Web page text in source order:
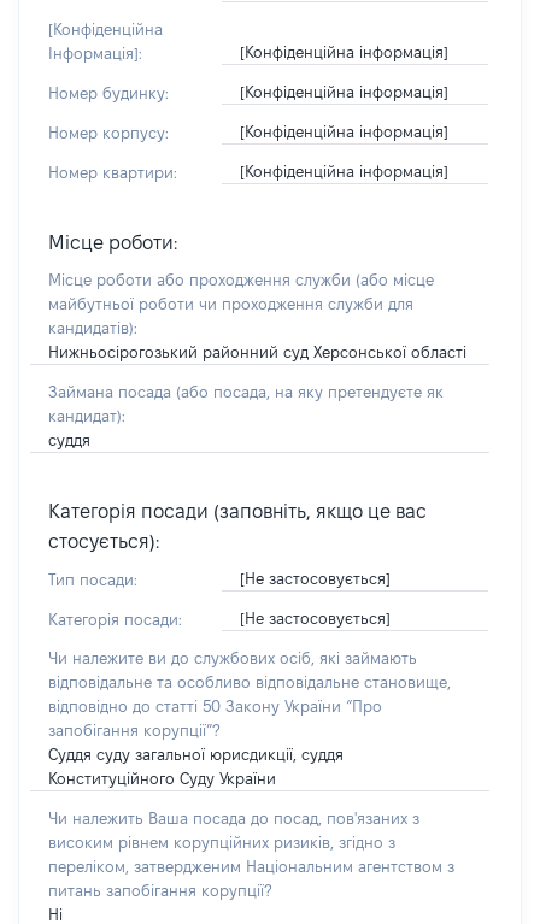
[Конфіденційна
Інформація]:
[Конфіденційна інформація]
Номер будинку: [Конфіденційна інформація]
Номер корпусу: [Конфіденційна інформація]
Номер квартири: [Конфіденційна інформація]
Місце роботи:
Місце роботи або проходження служби (або місце
майбутньої роботи чи проходження служби для
кандидатів):
Нижньосірогозький районний суд Херсонської області
Займана посада (або посада, на яку претендуєте як
кандидат):
суддя
Категорія посади (заповніть, якщо це вас
стосується):
Тип посади: [Не застосовується]
Категорія посади: [Не застосовується]
Чи належите ви до службових осіб, які займають
відповідальне та особливо відповідальне становище,
відповідно до статті 50 Закону України “Про
запобігання корупції”?
Суддя суду загальної юрисдикції, суддя
Конституційного Суду України
Чи належить Ваша посада до посад, пов'язаних з
високим рівнем корупційних ризиків, згідно з
переліком, затвердженим Національним агентством з
питань запобігання корупції?
Ні